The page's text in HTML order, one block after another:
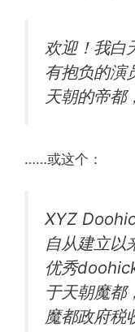
欢迎！我白
有抱负的演
天朝的帝都
……或这个：
XYZ
自从建立以
优秀
于天朝魔都
魔都政府税